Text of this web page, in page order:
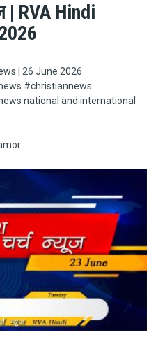
| RVA Hindi
| 26 June 2026
#christiannews​​​​​
national and international